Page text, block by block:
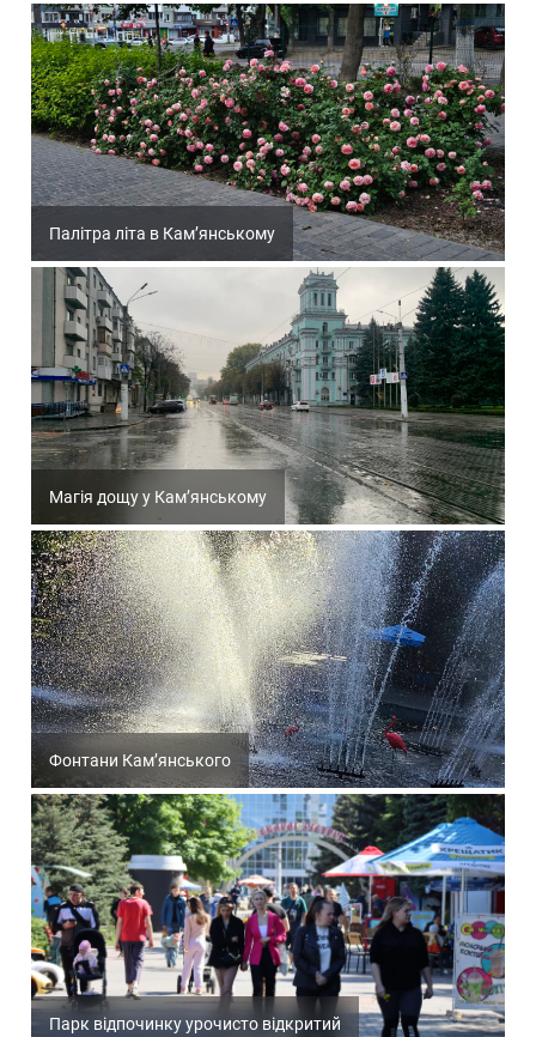
Палітра літа в Кам’янському
Магія дощу у Кам’янському
Фонтани Кам’янського
Парк відпочинку урочисто відкритий